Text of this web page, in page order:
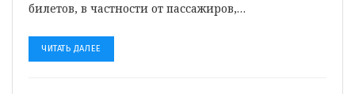
билетов, в частности от пассажиров,…
ЧИТАТЬ ДАЛЕЕ